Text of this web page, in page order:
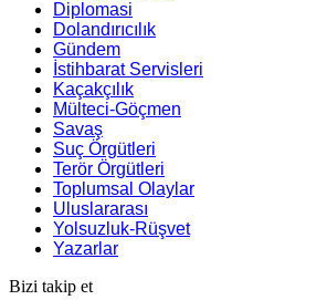
Diplomasi
Dolandırıcılık
Gündem
İstihbarat Servisleri
Kaçakçılık
Mülteci-Göçmen
Savaş
Suç Örgütleri
Terör Örgütleri
Toplumsal Olaylar
Uluslararası
Yolsuzluk-Rüşvet
Yazarlar
Bizi takip et